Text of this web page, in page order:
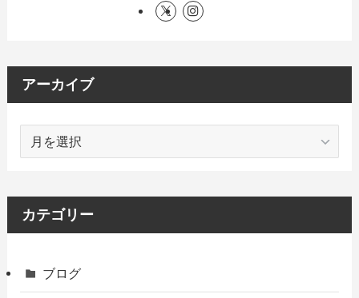
アーカイブ
イ
ブ
カテゴリー
ブログ